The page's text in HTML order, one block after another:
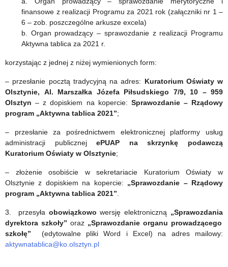
finansowe z realizacji Programu za 2021 rok (załączniki nr 1 –
6 – zob. poszczególne arkusze excela)
b. Organ prowadzący – sprawozdanie z realizacji Programu
Aktywna tablica za 2021 r.
korzystając z jednej z niżej wymienionych form:
– przesłanie pocztą tradycyjną na adres: Kuratorium Oświaty w
Olsztynie,
Al. Marszałka Józefa Piłsudskiego 7/9, 10 – 959
Olsztyn – z dopiskiem na kopercie: Sprawozdanie – Rządowy
program „Aktywna tablica 2021”;
– przesłanie za pośrednictwem elektronicznej platformy usług
administracji publicznejePUAP na skrzynkę podawczą
Kuratorium Oświaty w Olsztynie;
– złożenie osobiście w sekretariacie Kuratorium Oświaty w
Olsztynie z dopiskiem na kopercie: „Sprawozdanie – Rządowy
program „Aktywna tablica 2021”.
3. przesyłaobowiązkowowersję elektroniczną „Sprawozdania
dyrektora szkoły” oraz „Sprawozdanie organu prowadzącego
szkołę”
(edytowalne pliki Word i Excel) na adres mailowy:
aktywnatablica@ko.olsztyn.pl